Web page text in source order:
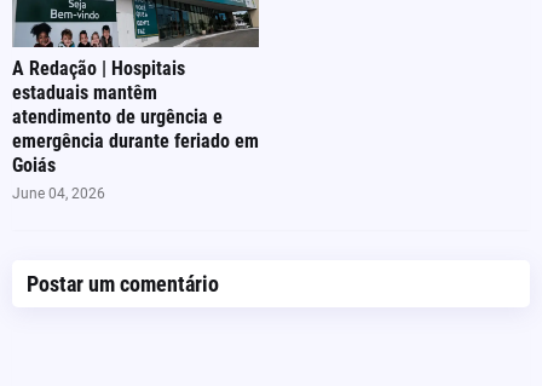
A Redação | Hospitais
estaduais mantêm
atendimento de urgência e
emergência durante feriado em
Goiás
June 04, 2026
Postar um comentário